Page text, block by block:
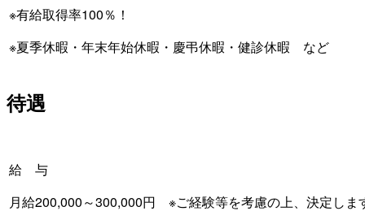
※有給取得率100％！
※夏季休暇・年末年始休暇・慶弔休暇・健診休暇 など
待遇
給 与
月給200,000～300,000円 ※ご経験等を考慮の上、決定しま